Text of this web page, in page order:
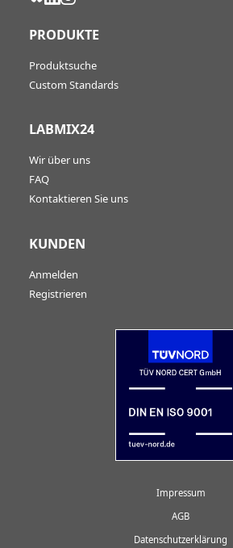
PRODUKTE
Produktsuche
Custom Standards
LABMIX24
Wir über uns
FAQ
Kontaktieren Sie uns
KUNDEN
Anmelden
Registrieren
Impressum
AGB
Datenschutzerklärung